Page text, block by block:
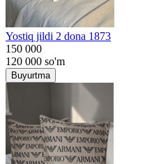
Yostiq jildi 2 dona 1873
150 000
120 000 so'm
Buyurtma